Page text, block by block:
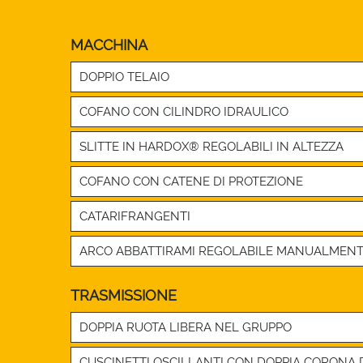
MACCHINA
DOPPIO TELAIO
COFANO CON CILINDRO IDRAULICO
SLITTE IN HARDOX® REGOLABILI IN ALTEZZA
COFANO CON CATENE DI PROTEZIONE
CATARIFRANGENTI
ARCO ABBATTIRAMI REGOLABILE
TRASMISSIONE
DOPPIA RUOTA LIBERA NEL GRUPPO